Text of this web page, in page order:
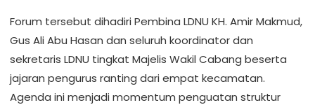
Forum tersebut dihadiri Pembina LDNU KH. Amir Makmud,
Gus Ali Abu Hasan dan seluruh koordinator dan
sekretaris LDNU tingkat Majelis Wakil Cabang beserta
jajaran pengurus ranting dari empat kecamatan.
Agenda ini menjadi momentum penguatan struktur